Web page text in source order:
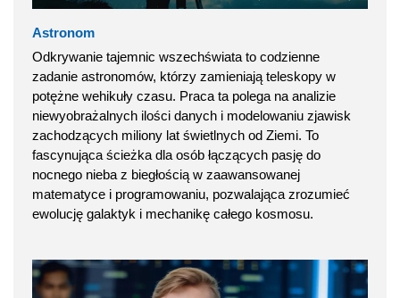
Astronom
Odkrywanie tajemnic wszechświata to codzienne
zadanie astronomów, którzy zamieniają teleskopy w
potężne wehikuły czasu. Praca ta polega na analizie
niewyobrażalnych ilości danych i modelowaniu zjawisk
zachodzących miliony lat świetlnych od Ziemi. To
fascynująca ścieżka dla osób łączących pasję do
nocnego nieba z biegłością w zaawansowanej
matematyce i programowaniu, pozwalająca zrozumieć
ewolucję galaktyk i mechanikę całego kosmosu.